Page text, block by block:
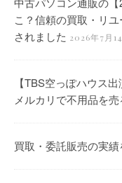
こ？信頼の買取・リ
されました 2026年7月
【TBS空っぽハウス
メルカリで不用品を
買取・委託販売の実績